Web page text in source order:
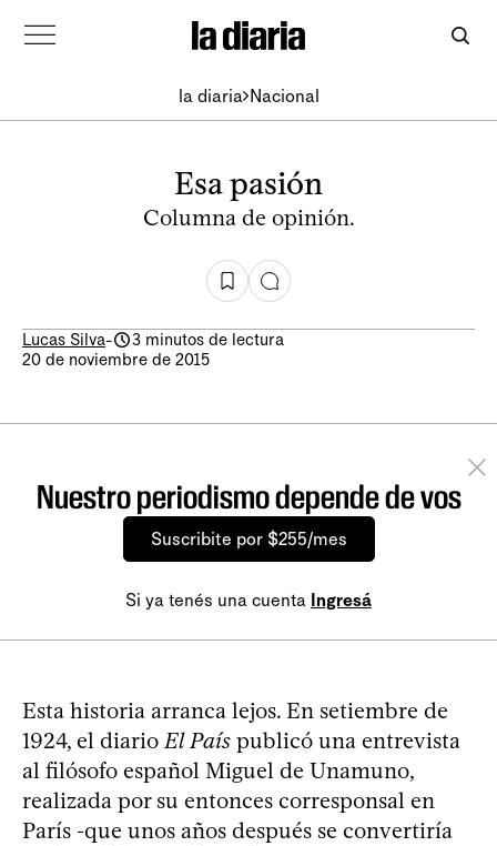
la diaria Nacional
Esa pasión
Columna de opinión.
Lucas Silva-
3 minutos de lectura
20 de noviembre de 2015
Nuestro periodismo depende de vos
Suscribite por $255/mes
Si ya tenés una cuenta Ingresá
Esta historia arranca lejos. En setiembre de
1924, el diarioEl País publicó una entrevista
al filósofo español Miguel de Unamuno,
realizada por su entonces corresponsal en
París -que unos años después se convertiría